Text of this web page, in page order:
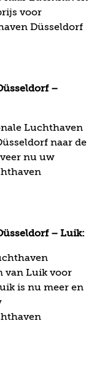
voor
Düsseldorf
–
Luchthaven
naar de
nu uw
– Luik:
van Luik voor
is nu meer en